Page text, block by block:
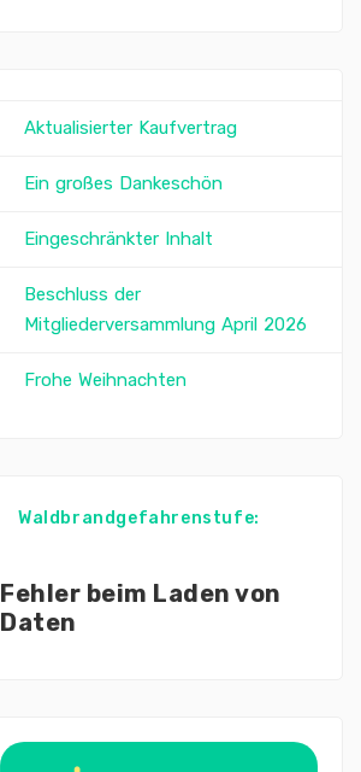
Aktualisierter Kaufvertrag
Ein großes Dankeschön
Eingeschränkter Inhalt
Beschluss der
Mitgliederversammlung April 2026
Frohe Weihnachten
Waldbrandgefahrenstufe:
Fehler beim Laden von
Daten